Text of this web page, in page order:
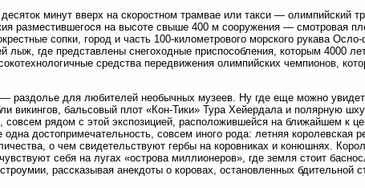
минут вверх на скоростном трамвае или такси — олимпийский
разместившегося на высоте свыше 400 м сооружения — смотровая
сопки, город и часть 100-километрового морского рукава
лыж, где представлены снегоходные приспособления, которым 4000
средства передвижения олимпийских чемпионов,
раздолье для любителей необычных музеев. Ну где еще можно
викингов, бальсовый плот «Кон-Тики» Тура Хейердала и полярную
совсем рядом с этой экспозицией, расположившейся на ближайшем к
достопримечательность, совсем иного рода: летняя королевская
о чем свидетельствуют гербы на коровниках и конюшнях.
себя на лугах «острова миллионеров», где земля стоит
рассказывая анекдоты о коровах, остановленных бдительной